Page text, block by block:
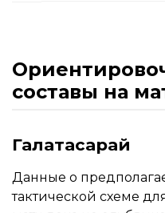
составы на
Галатасарай
Данные о
тактической схеме